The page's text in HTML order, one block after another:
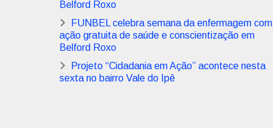
Belford Roxo
FUNBEL celebra semana da enfermagem com
ação gratuita de saúde e conscientização em
Belford Roxo
Projeto “Cidadania em Ação” acontece nesta
sexta no bairro Vale do Ipê